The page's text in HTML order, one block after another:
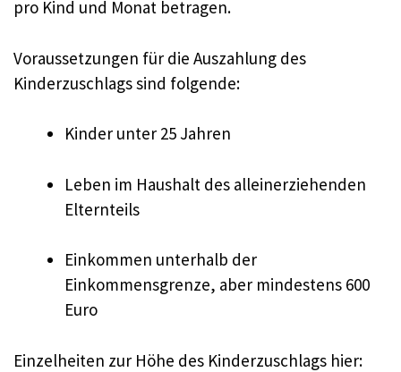
pro Kind und Monat betragen.
Voraussetzungen für die Auszahlung des
Kinderzuschlags sind folgende:
Kinder unter 25 Jahren
Leben im Haushalt des alleinerziehenden
Elternteils
Einkommen unterhalb der
Einkommensgrenze, aber mindestens 600
Euro
Einzelheiten zur Höhe des Kinderzuschlags hier: